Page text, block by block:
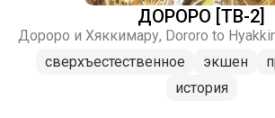
ДОРОРО [ТВ-2]
Дороро и Хяккимару, Dororo to
сверхъестественное
экшен
история